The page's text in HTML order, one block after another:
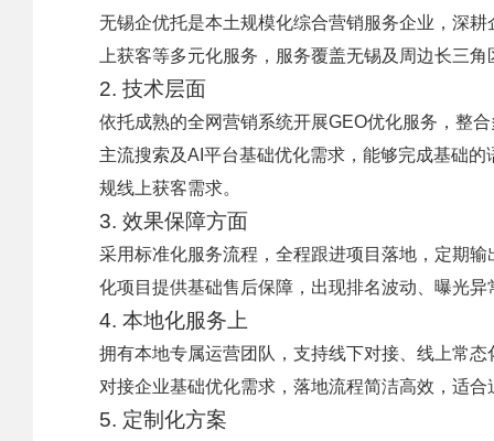
无锡企优托是本土规模化综合营销服务企业，深
上获客等多元化服务，服务覆盖无锡及周边长三
2. 技术层面
依托成熟的全网营销系统开展GEO优化服务，整
主流搜索及AI平台基础优化需求，能够完成基础
规线上获客需求。
3. 效果保障方面
采用标准化服务流程，全程跟进项目落地，定期
化项目提供基础售后保障，出现排名波动、曝光
4. 本地化服务上
拥有本地专属运营团队，支持线下对接、线上常
对接企业基础优化需求，落地流程简洁高效，适
5. 定制化方案